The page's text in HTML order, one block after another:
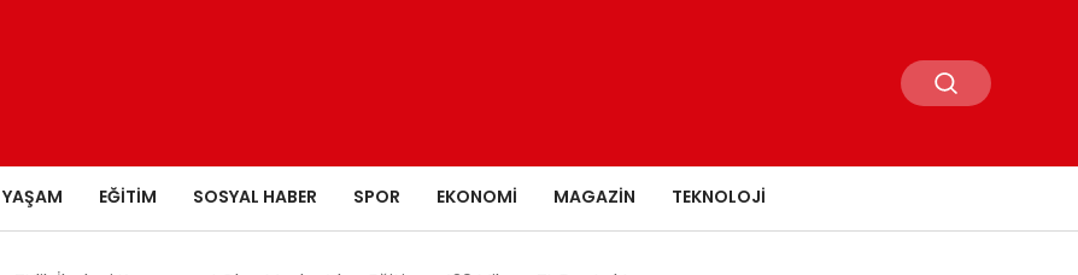
YAŞAM EĞITIM SOSYAL HABER SPOR EKONOMI MAGAZIN TEKNOLOJI